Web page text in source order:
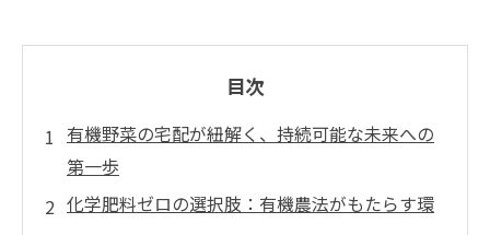
目次
有機野菜の宅配が紐解く、持続可能な未来への
第一歩
化学肥料ゼロの選択肢：有機農法がもたらす環